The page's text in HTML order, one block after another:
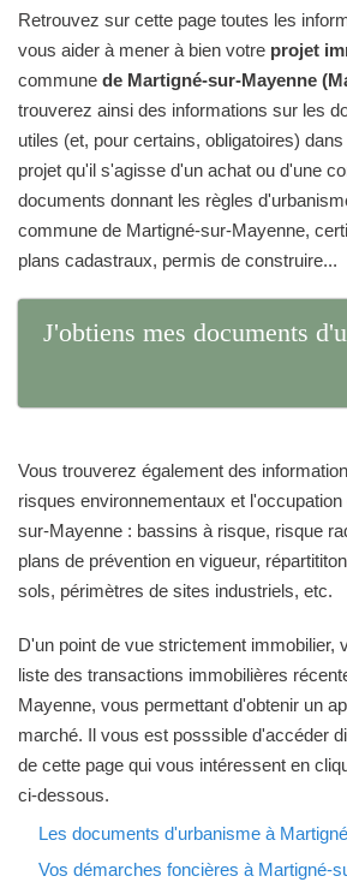
Retrouvez sur cette page toutes les
vous aider à mener à bien votre projet
commune de Martigné-sur-Mayenne
trouverez ainsi des informations sur les
utiles (et, pour certains, obligatoires)
projet qu'il s'agisse d'un achat ou d'une
documents donnant les règles
commune de Martigné-sur-Mayenne,
plans cadastraux, permis de construire...
J'obtiens mes documents
Vous trouverez également des
risques environnementaux et
sur-Mayenne : bassins à risque, risque
plans de prévention en vigueur,
sols, périmètres de sites industriels, etc.
D'un point de vue strictement immobilier,
liste des transactions immobilières
Mayenne, vous permettant d'obtenir un
marché. Il vous est posssible d'accéder
de cette page qui vous intéressent en
ci-dessous.
Les documents d'urbanisme à
Vos démarches foncières à Martigné-